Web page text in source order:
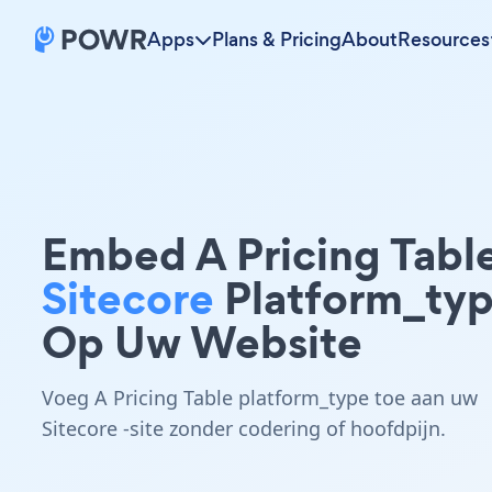
Apps Plans & PricingAboutResources
Embed A Pricing
Sitecore
Op Uw Website
Voeg A Pricing Table platform_type toe aan uw
Sitecore -site zonder codering of hoofdpijn.